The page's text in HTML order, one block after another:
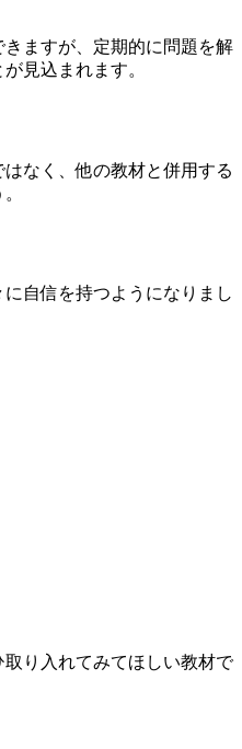
ますが、定期的に問題を解
見込まれます。
なく、他の教材と併用する
自信を持つようになりまし
り入れてみてほしい教材で